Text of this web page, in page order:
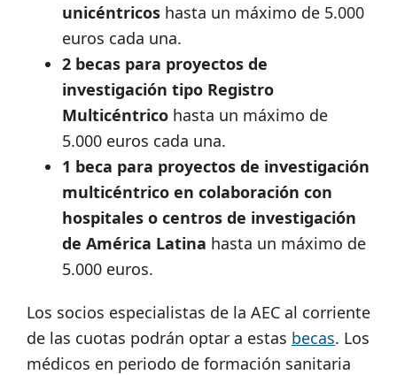
unicéntricos hasta un máximo de 5.000
euros cada una.
2 becas para proyectos de
investigación tipo Registro
Multicéntrico hasta un máximo de
5.000 euros cada una.
1 beca para proyectos de investigación
multicéntrico en colaboración con
hospitales o centros de investigación
de América Latina hasta un máximo de
5.000 euros.
Los socios especialistas de la AEC al corriente
de las cuotas podrán optar a estas becas. Los
médicos en periodo de formación sanitaria